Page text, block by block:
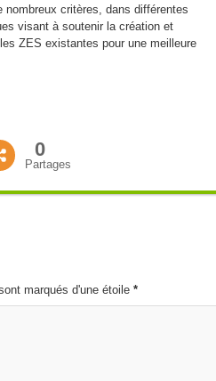
critères, dans différentes
visant à soutenir la création et
ZES existantes pour une meilleure
0
Partages
marqués d'une étoile *